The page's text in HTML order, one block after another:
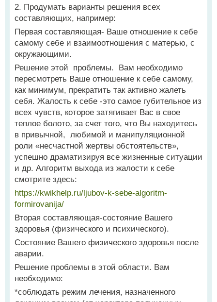
2. Продумать варианты решения всех
составляющих, например:
Первая составляющая- Ваше отношение к себе
самому себе и взаимоотношения с матерью, с
окружающими.
Решение этой проблемы. Вам необходимо
пересмотреть Ваше отношение к себе самому,
как минимум, прекратить так активно жалеть
себя. Жалость к себе -это самое губительное из
всех чувств, которое затягивает Вас в свое
теплое болото, за счет того, что Вы находитесь
в привычной, любимой и манипуляционной
роли «несчастной жертвы обстоятельств»,
успешно драматизируя все жизненные ситуации
и др. Алгоритм выхода из жалости к себе
смотрите здесь:
https://kwikhelp.ru/ljubov-k-sebe-algoritm-
formirovanija/
Вторая составляющая-состояние Вашего
здоровья (физического и психического).
Состояние Вашего физического здоровья после
аварии.
Решение проблемы в этой области. Вам
необходимо:
*соблюдать режим лечения, назначенного